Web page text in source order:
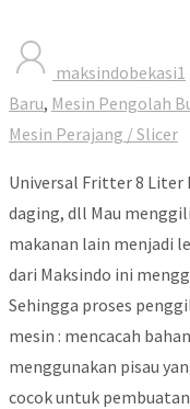
maksindobekasi1
Baru, Mesin Pengolah
Mesin Perajang / Slicer
Universal Fritter 8 Liter
daging, dll Mau
makanan lain menjadi
dari Maksindo ini
Sehingga proses
mesin : mencacah
menggunakan pisau
cocok untuk